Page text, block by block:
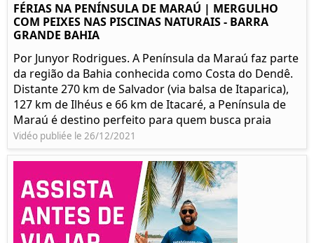
FÉRIAS NA PENÍNSULA DE MARAÚ | MERGULHO
COM PEIXES NAS PISCINAS NATURAIS - BARRA
GRANDE BAHIA
Por Junyor Rodrigues. A Península da Maraú faz parte
da região da Bahia conhecida como Costa do Dendê.
Distante 270 km de Salvador (via balsa de Itaparica),
127 km de Ilhéus e 66 km de Itacaré, a Península de
Maraú é destino perfeito para quem busca praia
Vidéo publiée le 26/12/2021